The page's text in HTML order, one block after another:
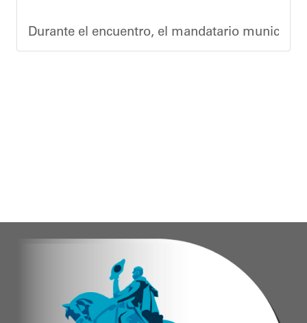
Durante el encuentro, el mandatario
Oskarina Rosso.